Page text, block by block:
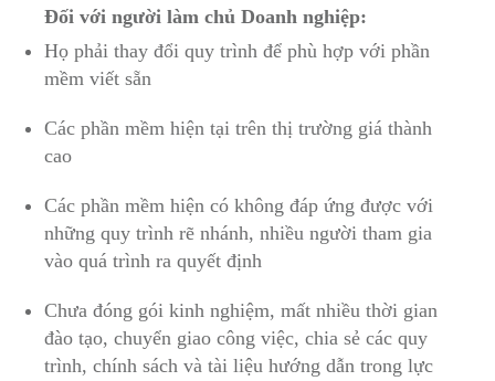
Đối với người làm chủ Doanh nghiệp:
Họ phải thay đổi quy trình để phù hợp với phần
mềm viết sẵn
Các phần mềm hiện tại trên thị trường giá thành
cao
Các phần mềm hiện có không đáp ứng được với
những quy trình rẽ nhánh, nhiều người tham gia
vào quá trình ra quyết định
Chưa đóng gói kinh nghiệm, mất nhiều thời gian
đào tạo, chuyển giao công việc, chia sẻ các quy
trình, chính sách và tài liệu hướng dẫn trong lực